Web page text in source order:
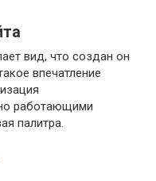
вид, что создан он
впечатление
работающими
палитра.